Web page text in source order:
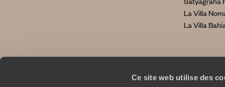
Ce site web utilise des
La Villa
La Villa